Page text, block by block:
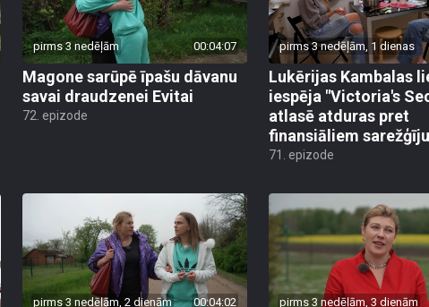
pirms 3 nedēļām 00:04:07
Magone sarūpē īpašu dāvanu
savai draudzenei Evitai
72. epizode
pirms 3 nedēļām, 1 dienas
Lukērijas Kambalas
iespēja "Victoria's
atlasē atduras pret
finansiāliem
71. epizode
pirms 3 nedēļām, 2 dienām 00:04:02 pirms 3 nedēļām, 3 dienām